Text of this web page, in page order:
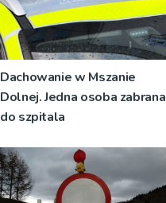
Dachowanie w Mszanie
Dolnej. Jedna osoba zabrana
do szpitala